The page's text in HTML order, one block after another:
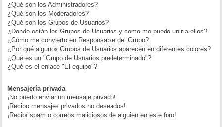
¿Qué son los Administradores?
¿Qué son los Moderadores?
¿Qué son los Grupos de Usuarios?
¿Donde están los Grupos de Usuarios y como me puedo unir a ellos?
¿Cómo me convierto en Responsable del Grupo?
¿Por qué algunos Grupos de Usuarios aparecen en diferentes colores?
¿Qué es un "Grupo de Usuarios predeterminado"?
¿Qué es el enlace "El equipo"?
Mensajería privada
¡No puedo enviar un mensaje privado!
¡Recibo mensajes privados no deseados!
¡Recibí spam o correos maliciosos de alguien en este foro!